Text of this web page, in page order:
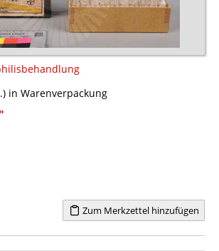
in Warenverpackung
Zum Merkzettel hinzufügen